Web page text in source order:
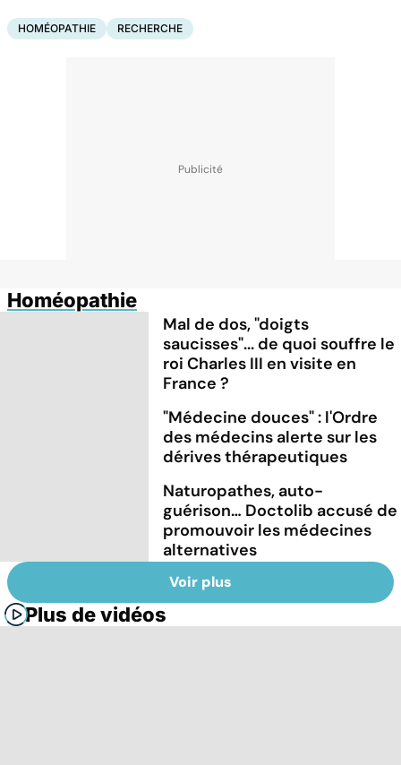
HOMÉOPATHIE RECHERCHE
Homéopathie
Mal de dos, "doigts
saucisses"... de quoi souffre le
roi Charles III en visite en
France ?
"Médecine douces" : l'Ordre
des médecins alerte sur les
dérives thérapeutiques
Naturopathes, auto-
guérison… Doctolib accusé de
promouvoir les médecines
alternatives
Voir plus
Plus de vidéos